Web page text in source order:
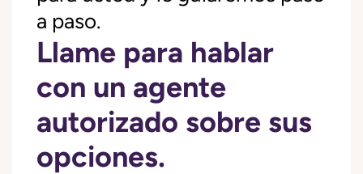
a paso.
Llame para hablar
con un agente
autorizado sobre sus
opciones.